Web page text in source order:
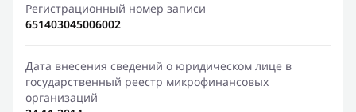
Регистрационный номер записи
651403045006002
Дата внесения сведений о юридическом лице в
государственный реестр микрофинансовых
организаций